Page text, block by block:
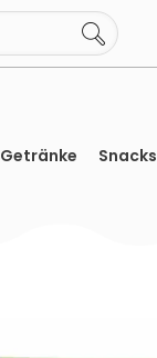
Getränke Snacks